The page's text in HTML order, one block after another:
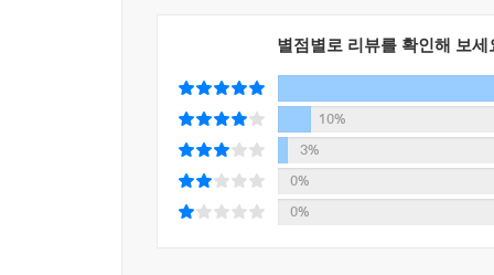
꼭 한 번 가보고 싶은 호텔 리스트
『도쿄 호텔 도감』은 호텔 안팎의 풍경과 역
매화꽃이 연상되는 시그니처 테이블에 황홀한 조
로이드 라이트의 설계로 간토 대지진에도 흔들리
이케부쿠로 거리 한복판에서 편안한 매력을 뽐
(실내를 무인양품 브랜드로만 꾸몄다) 등 다양한
별점별로 리뷰를 확인해 보세
10%
3%
0%
0%